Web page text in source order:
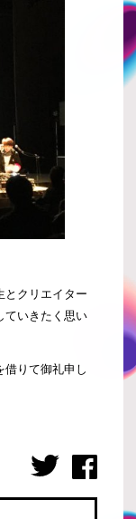
とクリエイター
ていきたく思い
借りて御礼申し